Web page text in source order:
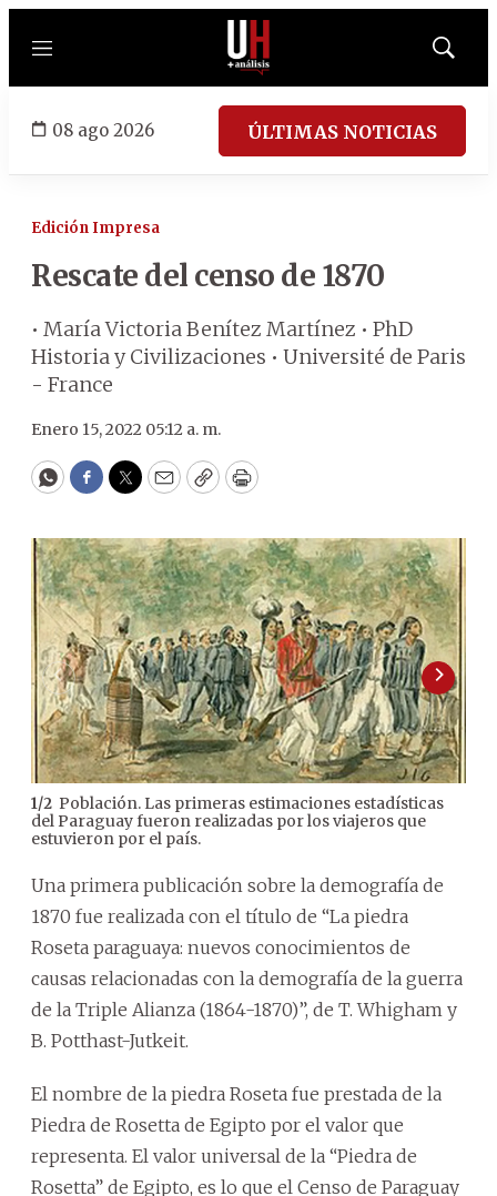
Menú
Mostrar
08 ago 2026 ÚLTIMAS NOTICIAS
Edición Impresa
Rescate del censo de 1870
• María Victoria Benítez Martínez • PhD
Historia y Civilizaciones • Université de Paris
- France
Enero 15, 2022 05:12 a. m.
WhatsApp
Facebook
Twitter
EmailCopyPrint
1/2 Población. Las primeras estimaciones estadísticas
del Paraguay fueron realizadas por los viajeros que
estuvieron por el país.
Una primera publicación sobre la demografía de
1870 fue realizada con el título de “La piedra
Roseta paraguaya: nuevos conocimientos de
causas relacionadas con la demografía de la guerra
de la Triple Alianza (1864-1870)”, de T. Whigham y
B. Potthast-Jutkeit.
El nombre de la piedra Roseta fue prestada de la
Piedra de Rosetta de Egipto por el valor que
representa. El valor universal de la “Piedra de
Rosetta” de Egipto, es lo que el Censo de Paraguay